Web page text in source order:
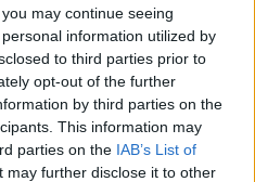
may continue seeing
information utilized by
to third parties prior to
opt-out of the further
by third parties on the
This information may
parties on the IAB’s List of
may further disclose it to other